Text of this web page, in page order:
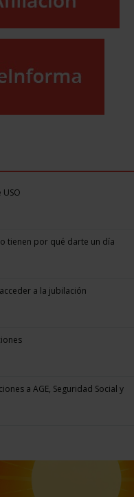
tienen por qué darte un día
a la jubilación
a AGE, Seguridad Social y